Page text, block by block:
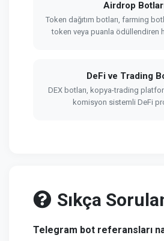
Airdrop
Token dağıtım botları, farming
token veya puanla ödüllendiren
DeFi ve Trading
DEX botları, kopya-trading
komisyon sistemli DeFi
Sıkça
Telegram bot referansları